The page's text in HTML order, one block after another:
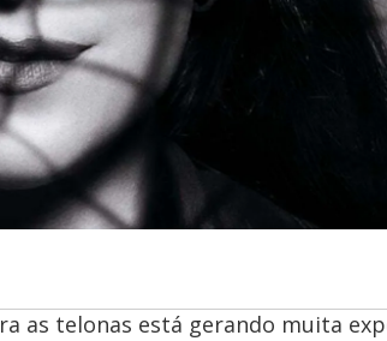
as telonas está gerando muita